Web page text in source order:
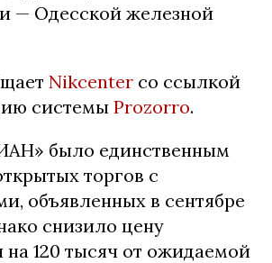
— Одесской железной
Nikcenter со ссылкой
системы Prozorro.
было единственным
торгов с
объявленных в сентябре
снизило цену
120 тысяч от ожидаемой